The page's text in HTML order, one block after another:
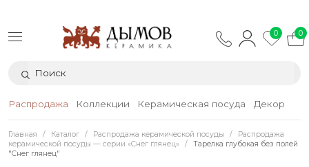
0 0
Распродажа Коллекции Керамическая посуда Декор
Главная Каталог Распродажа керамической посуды
Распродажа
керамической посуды — серии «Снег глянец»
Тарелка глубокая без полей
"Снег глянец"